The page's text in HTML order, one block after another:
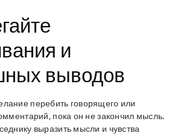
и
выводов
перебить говорящего или
пока он не закончил мысль.
выразить мысли и чувства